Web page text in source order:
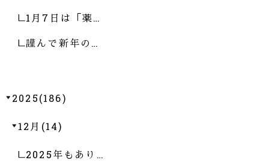
1月7日は「薬…
謹んで新年の…
2025(186)
12月(14)
2025年もあり…